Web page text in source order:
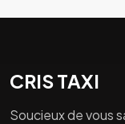
CRIS TAXI
Soucieux de vous